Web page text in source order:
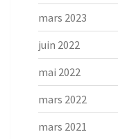
mars 2023
juin 2022
mai 2022
mars 2022
mars 2021